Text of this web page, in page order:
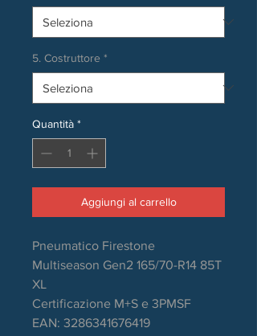
5. Costruttore *
Quantità *
Aggiungi al carrello
Pneumatico Firestone
Multiseason Gen2 165/70-R14 85T
XL
Certificazione M+S e 3PMSF
EAN: 3286341676419